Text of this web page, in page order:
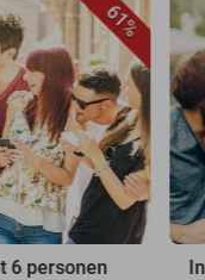
61%
6 personen